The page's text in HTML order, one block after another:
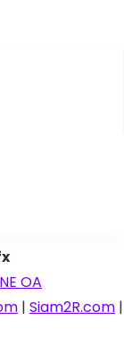
OA
| Siam2R.com |